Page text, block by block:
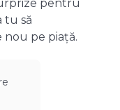
pentru
tu să
nou pe piață.